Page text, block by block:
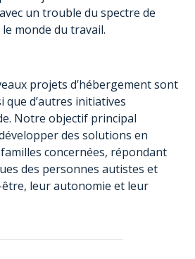
un trouble du spectre de
le monde du travail.
projets d’hébergement sont
d’autres initiatives
Notre objectif principal
des solutions en
concernées, répondant
des personnes autistes et
leur autonomie et leur